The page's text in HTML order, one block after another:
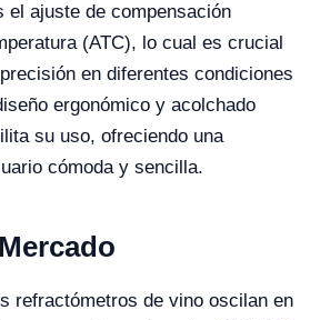
ajuste de compensación
(ATC), lo cual es crucial
en diferentes condiciones
ergonómico y acolchado
su uso, ofreciendo una
cómoda y sencilla.
refractómetros de vino oscilan en